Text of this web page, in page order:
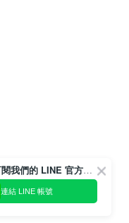
歡迎訂閱我們的 LINE 官方帳號
連結 LINE 帳號